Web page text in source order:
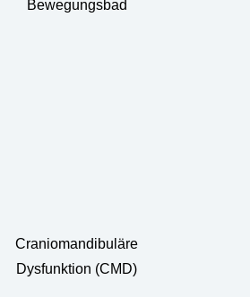
Bewegungsbad
Craniomandibuläre
Dysfunktion (CMD)